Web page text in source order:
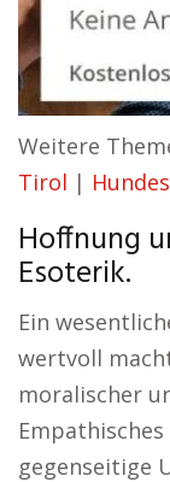
Weitere
Tirol |
Hoffnung
Esoterik.
Ein
wertvoll
moralischer
gegenseitige